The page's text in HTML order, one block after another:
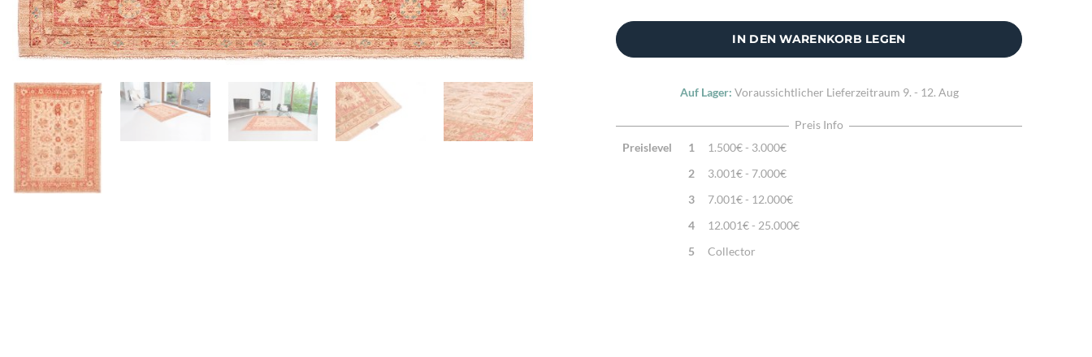
IN DEN WARENKORB LEGEN
Auf Lager: Voraussichtlicher Lieferzeitraum 9. - 12. Aug
Preis Info
Preislevel
1
1.500€ - 3.000€
2
3.001€ - 7.000€
3
7.001€ - 12.000€
4
12.001€ - 25.000€
5
Collector